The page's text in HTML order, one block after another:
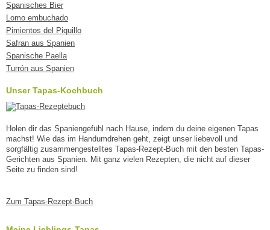
Spanisches Bier
Lomo embuchado
Pimientos del Piquillo
Safran aus Spanien
Spanische Paella
Turrón aus Spanien
Unser Tapas-Kochbuch
Holen dir das Spaniengefühl nach Hause, indem du deine eigenen Tapas
machst! Wie das im Handumdrehen geht, zeigt unser liebevoll und
sorgfältig zusammengestelltes Tapas-Rezept-Buch mit den besten Tapas-
Gerichten aus Spanien. Mit ganz vielen Rezepten, die nicht auf dieser
Seite zu finden sind!
Zum Tapas-Rezept-Buch